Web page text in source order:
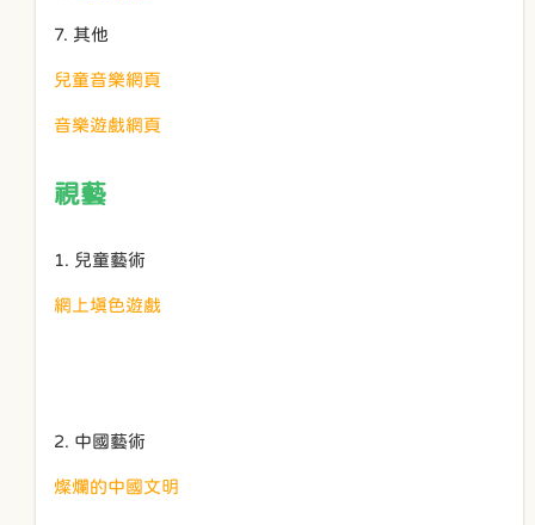
7. 其他
兒童音樂網頁
音樂遊戲網頁
視藝
1. 兒童藝術
網上填色遊戲
2. 中國藝術
燦爛的中國文明